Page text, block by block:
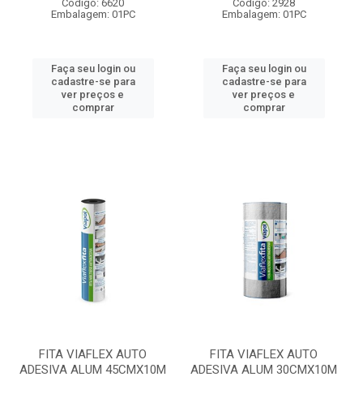
Código: 6620
Embalagem: 01PC
Faça seu login ou
cadastre-se para
ver preços e
comprar
Código: 2928
Embalagem: 01PC
Faça seu login ou
cadastre-se para
ver preços e
comprar
FITA VIAFLEX AUTO
ADESIVA ALUM 45CMX10M
FITA VIAFLEX AUTO
ADESIVA ALUM 30CMX10M